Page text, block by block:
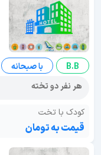
B.B
با صبحانه
هر نفر دو تخته
کودک با تخت
قیمت به تومان